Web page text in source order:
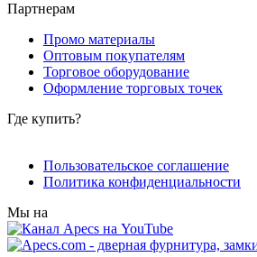
Партнерам
Промо материалы
Оптовым покупателям
Торговое оборудование
Оформление торговых точек
Где купить?
Пользовательское соглашение
Политика конфиденциальности
Мы на